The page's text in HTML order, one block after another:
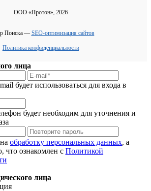
ООО «Протон», 2026
Поиска — SEO-оптимизация сайтов
Политика конфиденциальности
лица
будет использоваться для входа в
будет необходим для уточнения и
обработку персональных данных, а
что ознакомлен с Политикой
лица